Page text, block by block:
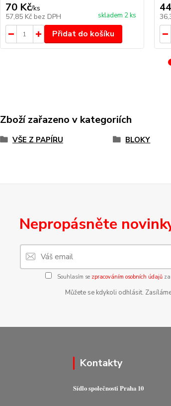
70 Kč/ks
57,85 Kč bez DPH skladem 2 ks
Přidat do košíku
Zboží zařazeno v kategoriích
VŠE Z PAPÍRU BLOKY
Nepropásněte
Souhlasím se zpracováním osobních údajůza
Můžete se kdykoli odhlásit.
Kontakty
Sídlo společnosti Praha 10